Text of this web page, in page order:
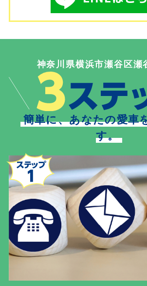
神奈川県横浜市瀬谷区瀬
簡単に、あなたの愛車
す。